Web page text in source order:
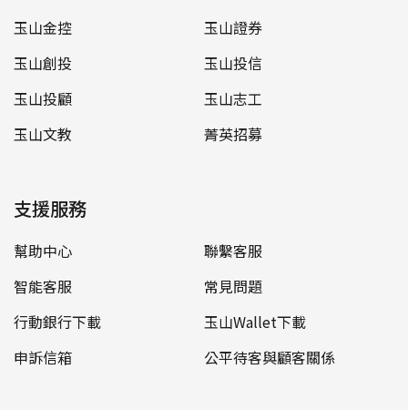
玉山金控
玉山證券
玉山創投
玉山投信
玉山投顧
玉山志工
玉山文教
菁英招募
支援服務
幫助中心
聯繫客服
智能客服
常見問題
行動銀行下載
玉山Wallet下載
申訴信箱
公平待客與顧客關係